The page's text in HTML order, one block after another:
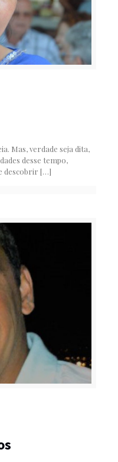
Mas, verdade seja dita,
desse tempo,
descobrir […]